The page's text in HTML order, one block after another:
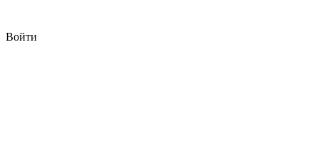
Войти